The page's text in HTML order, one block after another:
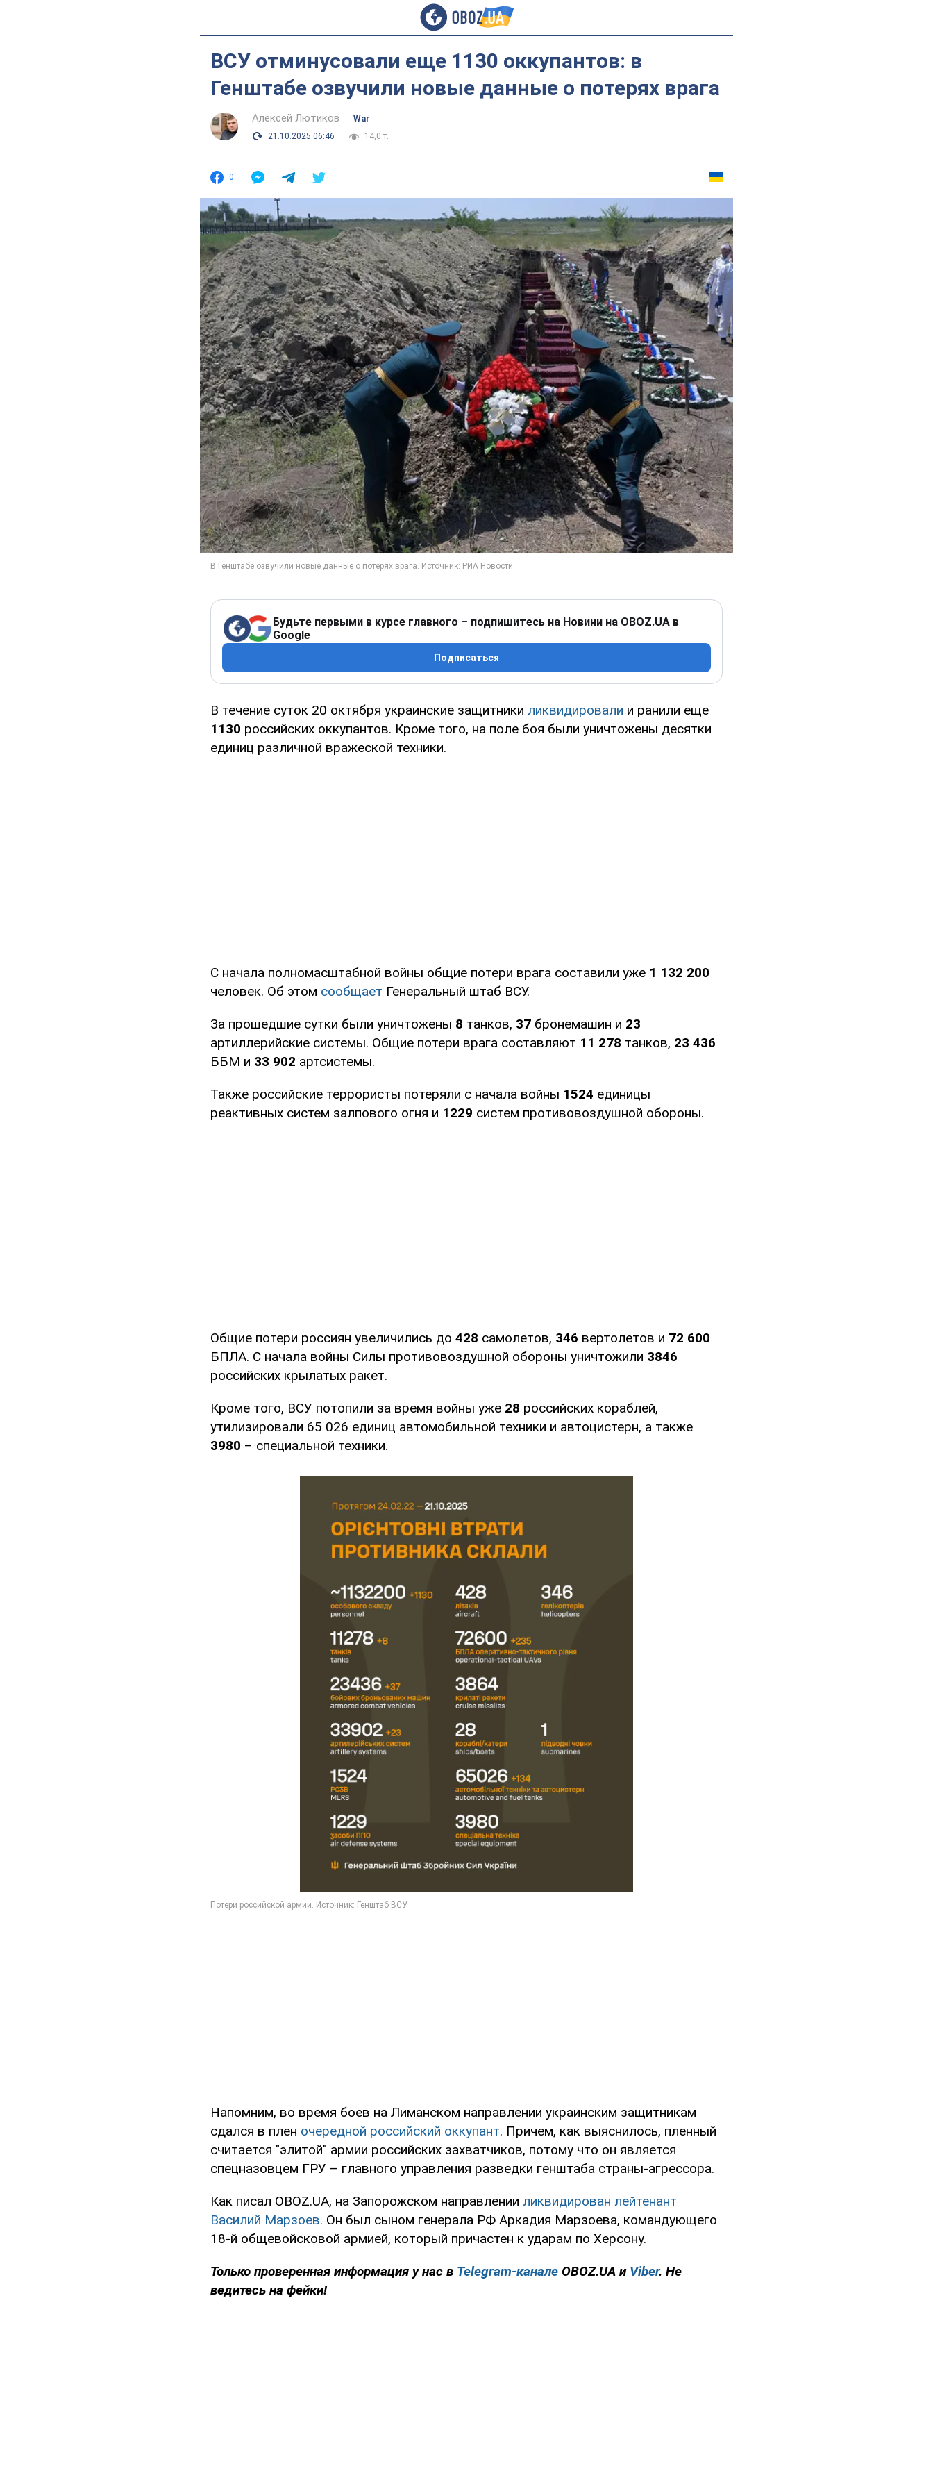
ВСУ отминусовали еще 1130 оккупантов: в
Генштабе озвучили новые данные о потерях врага
Алексей Лютиков
War
21.10.2025 06:46
14,0 т.
0
Будьте первыми в курсе главного – подпишитесь на Новини на OBOZ.UA в
Google
Подписаться
В течение суток 20 октября украинские защитники ликвидировали и ранили еще
1130 российских оккупантов. Кроме того, на поле боя были уничтожены десятки
единиц различной вражеской техники.
С начала полномасштабной войны общие потери врага составили уже 1 132 200
человек. Об этом сообщает Генеральный штаб ВСУ.
За прошедшие сутки были уничтожены 8 танков, 37 бронемашин и 23
артиллерийские системы. Общие потери врага составляют 11 278 танков, 23 436
ББМ и 33 902 артсистемы.
Также российские террористы потеряли с начала войны 1524 единицы
реактивных систем залпового огня и 1229 систем противовоздушной обороны.
Общие потери россиян увеличились до 428 самолетов, 346 вертолетов и 72 600
БПЛА. С начала войны Силы противовоздушной обороны уничтожили 3846
российских крылатых ракет.
Кроме того, ВСУ потопили за время войны уже 28 российских кораблей,
утилизировали 65 026 единиц автомобильной техники и автоцистерн, а также
3980 – специальной техники.
Напомним, во время боев на Лиманском направлении украинским защитникам
сдался в плен очередной российский оккупант. Причем, как выяснилось, пленный
считается "элитой" армии российских захватчиков, потому что он является
спецназовцем ГРУ – главного управления разведки генштаба страны-агрессора.
Как писал OBOZ.UA, на Запорожском направлении ликвидирован лейтенант
Василий Марзоев. Он был сыном генерала РФ Аркадия Марзоева, командующего
18-й общевойсковой армией, который причастен к ударам по Херсону.
Только проверенная информация у нас в Telegram-канале OBOZ.UA и Viber. Не
ведитесь на фейки!